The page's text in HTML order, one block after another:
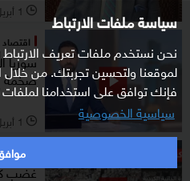
سياسة ملفات الارتباط
نحن نستخدم ملفات تعريف
لموقعنا ولتحسين تجربتك. من خلال
فإنك توافق على استخدامنا لملفات
سياسية الخصوصية
l 1 أبريل 2025
اقتصاد
سوريا
ضخمة
l 1 أبريل 2025
ستوديوone مع فضيلة
غضب